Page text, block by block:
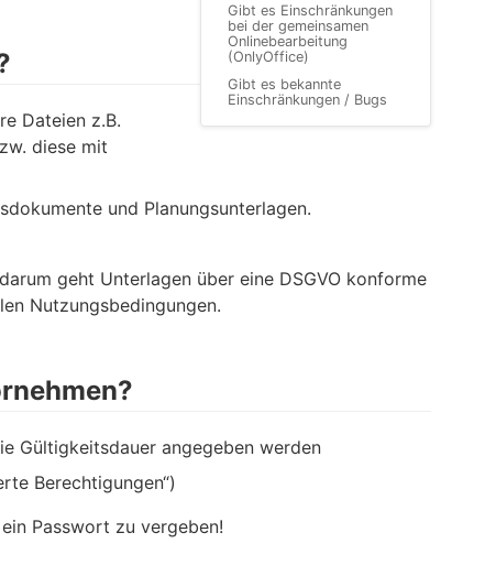
Gibt es Einschränkungen
bei der gemeinsamen
Onlinebearbeitung
(OnlyOffice)
Gibt es bekannte
Einschränkungen / Bugs
Dateien z.B.
diese mit
und Planungsunterlagen.
geht Unterlagen über eine DSGVO konforme
Nutzungsbedingungen.
Gültigkeitsdauer angegeben werden
Berechtigungen“)
Passwort zu vergeben!